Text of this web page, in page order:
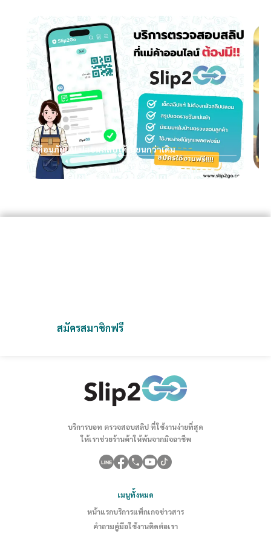
เตือนภัย! AI ปลอมสลิปได้เนียนกว่าเดิม
สมัครสมาชิกฟรี
บริการบอท ตรวจสอบสลิป ที่ใช้งานง่ายที่สุด
ให้เราช่วยร้านค้าให้พ้นจากมิจฉาชีพ
เมนูทั้งหมด
หน้าแรกบริการแพ็กเกจข่าวสาร
คำถามคู่มือใช้งานติดต่อเรา